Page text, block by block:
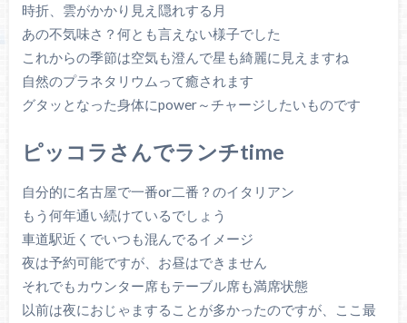
時折、雲がかかり見え隠れする月
あの不気味さ？何とも言えない様子でした
これからの季節は空気も澄んで星も綺麗に見えますね
自然のプラネタリウムって癒されます
グタッとなった身体にpower～チャージしたいものです
ピッコラさんでランチtime
自分的に名古屋で一番or二番？のイタリアン
もう何年通い続けているでしょう
車道駅近くでいつも混んでるイメージ
夜は予約可能ですが、お昼はできません
それでもカウンター席もテーブル席も満席状態
以前は夜におじゃますることが多かったのですが、ここ最